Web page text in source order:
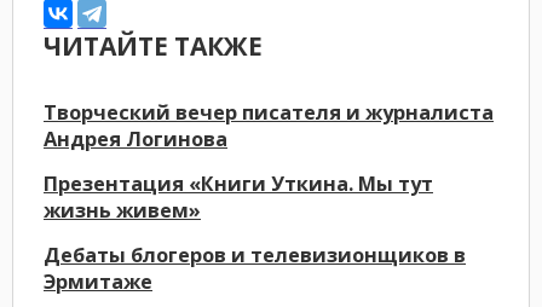
ЧИТАЙТЕ ТАКЖЕ
Творческий вечер писателя и журналиста
Андрея Логинова
Презентация «Книги Уткина. Мы тут
жизнь живем»
Дебаты блогеров и телевизионщиков в
Эрмитаже